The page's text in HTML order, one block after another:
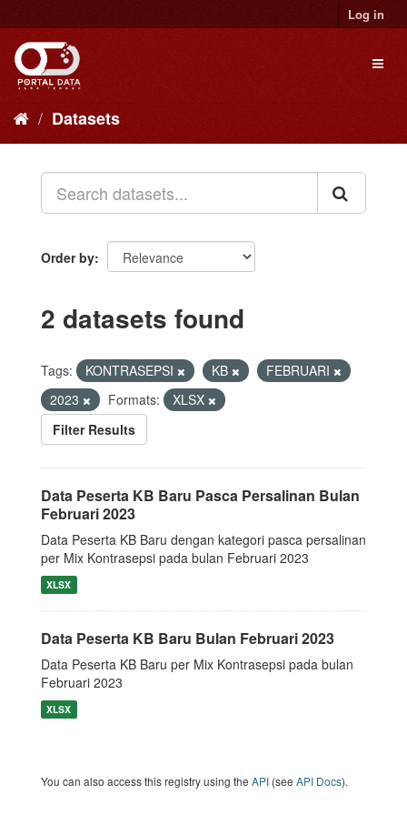
to
content
Log in
Datasets
Order by
2 datasets found
Tags: KONTRASEPSI KB
FEBRUARI
2023
Formats:
XLSX
Filter Results
Data Peserta KB Baru Pasca Persalinan Bulan
Februari 2023
Data Peserta KB Baru dengan kategori pasca persalinan
per Mix Kontrasepsi pada bulan Februari 2023
XLSX
Data Peserta KB Baru Bulan Februari 2023
Data Peserta KB Baru per Mix Kontrasepsi pada bulan
Februari 2023
XLSX
You can also access this registry using the API (see API Docs).